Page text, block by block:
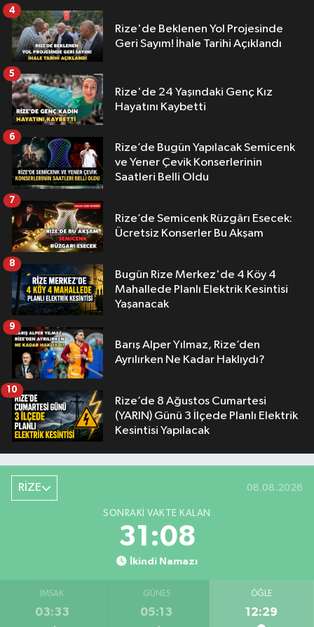
Rize'de Beklenen Yol Projesinde
Geri Sayım! İhale Tarihi Açıklandı
4
Rize'de 24 Yaşındaki Genç Kız
Hayatını Kaybetti
5
Rize’de Bugün Yapılacak Semicenk
ve Yener Çevik Konserlerinin
Saatleri Belli Oldu
6
Rize’de Semicenk Rüzgârı Esecek:
Ücretsiz Konserler Bu Akşam
7
Bugün Rize Merkez'de 4 Köy 4
Mahallede Planlı Elektrik Kesintisi
Yaşanacak
8
Barış Alper Yılmaz, Rize’den
Ayrılırken Ne Kadar Haklıydı?
9
Rize’de 8 Ağustos Cumartesi
(YARIN) Günü 3 İlçede Planlı Elektrik
Kesintisi Yapılacak
10
RİZE 08.08.2026
SONRAKI VAKTE KALAN
31:07
İkindi Namazı
İMSAK
03:33
GÜNEŞ
05:13
ÖĞLE
12:29